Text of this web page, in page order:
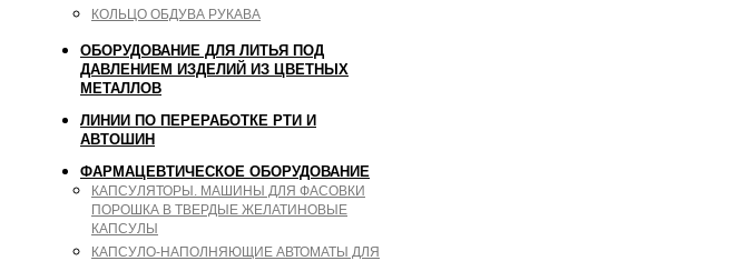
КОЛЬЦО ОБДУВА РУКАВА
ОБОРУДОВАНИЕ ДЛЯ ЛИТЬЯ ПОД
ДАВЛЕНИЕМ ИЗДЕЛИЙ ИЗ ЦВЕТНЫХ
МЕТАЛЛОВ
ЛИНИИ ПО ПЕРЕРАБОТКЕ РТИ И
АВТОШИН
ФАРМАЦЕВТИЧЕСКОЕ ОБОРУДОВАНИЕ
КАПСУЛЯТОРЫ. МАШИНЫ ДЛЯ ФАСОВКИ
ПОРОШКА В ТВЕРДЫЕ ЖЕЛАТИНОВЫЕ
КАПСУЛЫ
КАПСУЛО-НАПОЛНЯЮЩИЕ АВТОМАТЫ ДЛЯ